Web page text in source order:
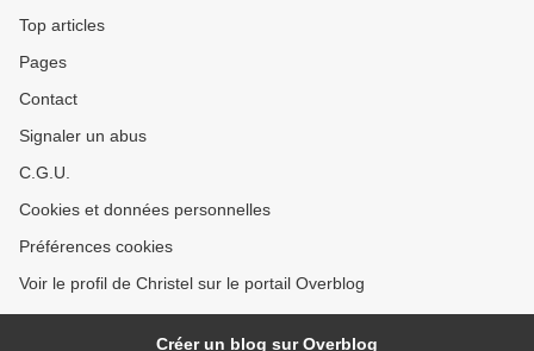
Top articles
Pages
Contact
Signaler un abus
C.G.U.
Cookies et données personnelles
Préférences cookies
Voir le profil de Christel sur le portail Overblog
Créer un blog sur Overblog